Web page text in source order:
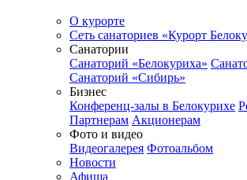
О курорте
Сеть санаториев «Курорт
Санатории
Санаторий «Белокуриха»
Санаторий «Сибирь»
Бизнес
Конференц-залы в Белокурихе
Партнерам Акционерам
Фото и видео
Видеогалерея Фотоальбом
Новости
Афиша